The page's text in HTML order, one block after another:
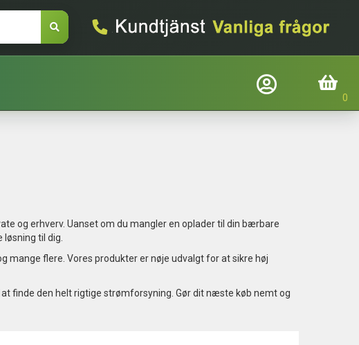
Företagslogin
Glemt adgangskode
Inköpskorg
og erhverv. Uanset om du mangler en oplader til din bærbare
til dig.
mange flere. Vores produkter er nøje udvalgt for at sikre høj
finde den helt rigtige strømforsyning. Gør dit næste køb nemt og